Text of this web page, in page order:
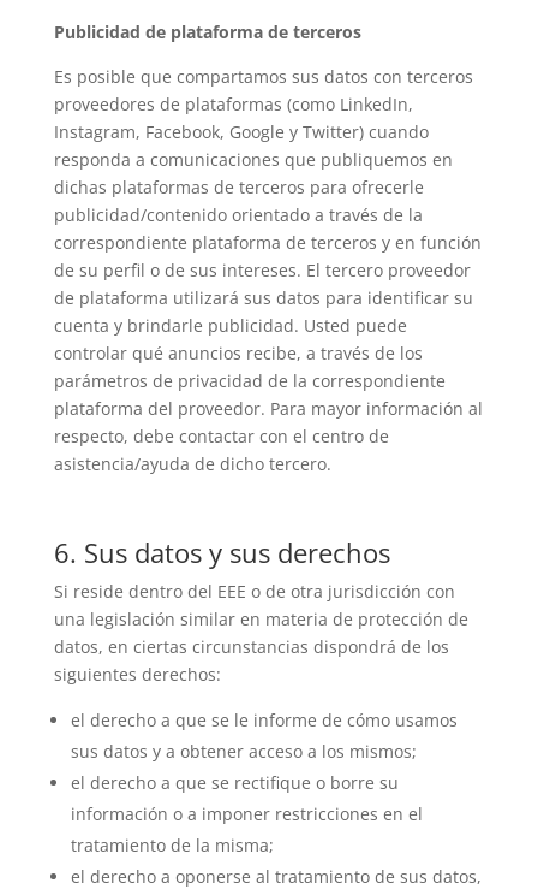
Publicidad de plataforma de terceros
Es posible que compartamos sus datos con terceros
proveedores de plataformas (como LinkedIn,
Instagram, Facebook, Google y Twitter) cuando
responda a comunicaciones que publiquemos en
dichas plataformas de terceros para ofrecerle
publicidad/contenido orientado a través de la
correspondiente plataforma de terceros y en función
de su perfil o de sus intereses. El tercero proveedor
de plataforma utilizará sus datos para identificar su
cuenta y brindarle publicidad. Usted puede
controlar qué anuncios recibe, a través de los
parámetros de privacidad de la correspondiente
plataforma del proveedor. Para mayor información al
respecto, debe contactar con el centro de
asistencia/ayuda de dicho tercero.
6. Sus datos y sus derechos
Si reside dentro del EEE o de otra jurisdicción con
una legislación similar en materia de protección de
datos, en ciertas circunstancias dispondrá de los
siguientes derechos:
el derecho a que se le informe de cómo usamos
sus datos y a obtener acceso a los mismos;
el derecho a que se rectifique o borre su
información o a imponer restricciones en el
tratamiento de la misma;
el derecho a oponerse al tratamiento de sus datos,